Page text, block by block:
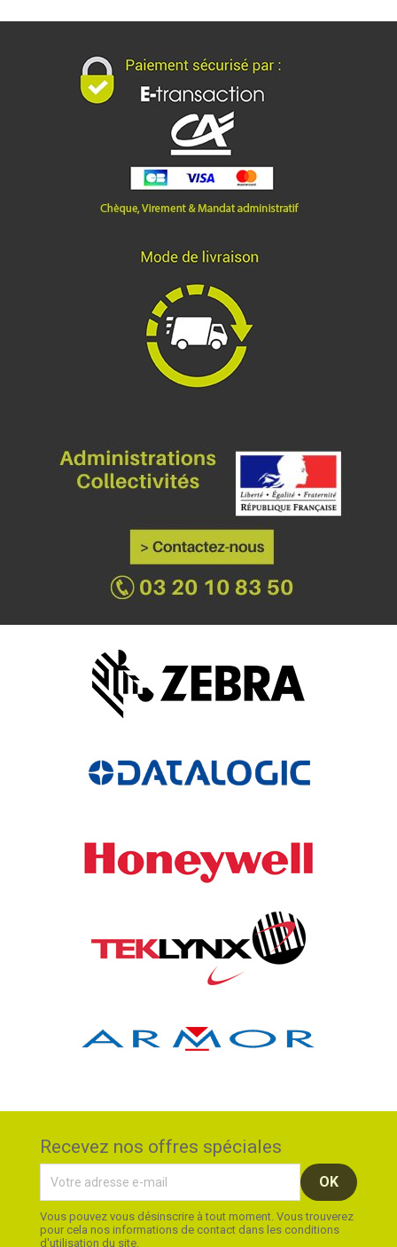
Recevez nos offres spéciales
Vous pouvez vous désinscrire à tout moment. Vous trouverez
pour cela nos informations de contact dans les conditions
d'utilisation du site.